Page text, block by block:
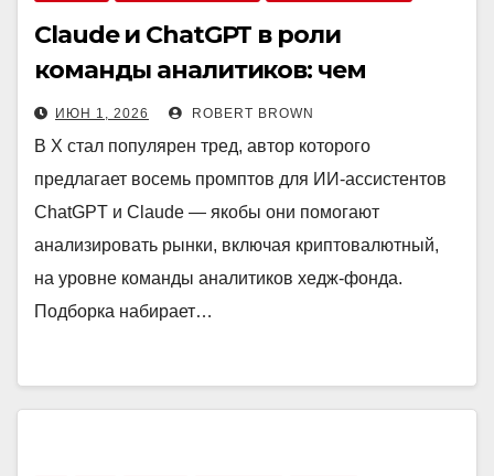
Claude и ChatGPT в роли
команды аналитиков: чем
опасны 8 торговых промптов
ИЮН 1, 2026 ROBERT BROWN
В X стал популярен тред, автор которого
предлагает восемь промптов для ИИ-ассистентов
ChatGPT и Claude — якобы они помогают
анализировать рынки, включая криптовалютный,
на уровне команды аналитиков хедж-фонда.
Подборка набирает…